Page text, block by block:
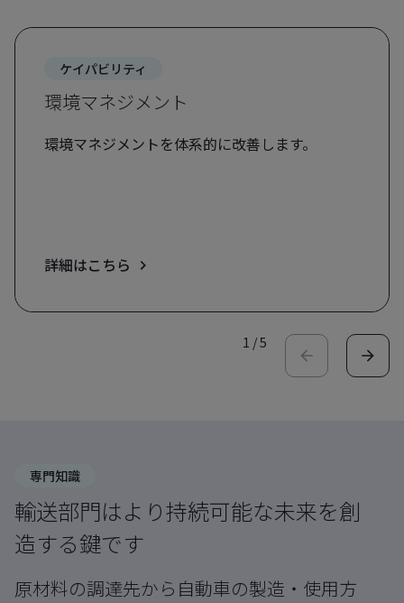
ケイパビリティ
環境マネジメント
環境マネジメントを体系的に改善します。
詳細はこちら
1 /5
専門知識
輸送部門はより持続可能な未来を創
造する鍵です
原材料の調達先から自動車の製造・使用方